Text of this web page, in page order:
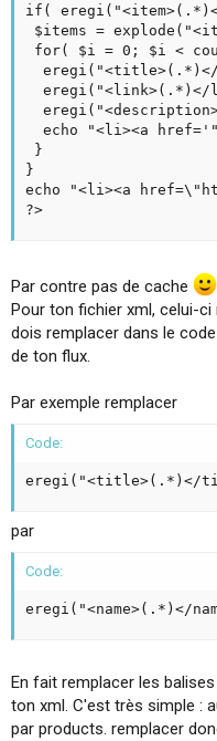
if(
$items =
for( $i = 0; $i <
eregi("<link>(.*)</
echo "<li><a
}
}
echo "<li><a
?>
Par contre pas de cache
Pour ton fichier xml, celui-
dois remplacer dans le
de ton flux.
Par exemple remplacer
Code:
eregi("<title>(.*)</
par
Code:
eregi("<name>(.*)</
En fait remplacer les
ton xml. C'est très simple :
par products. remplacer